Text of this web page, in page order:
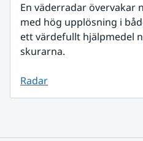
En väderradar övervakar
med hög upplösning i
ett värdefullt hjälpmedel
skurarna.
Radar